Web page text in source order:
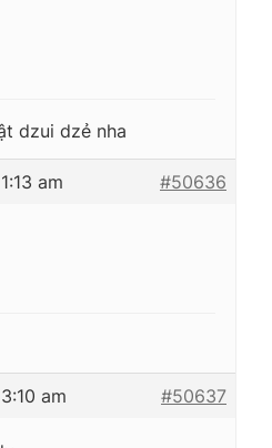
dzui dzẻ nha
am #50636
am #50637